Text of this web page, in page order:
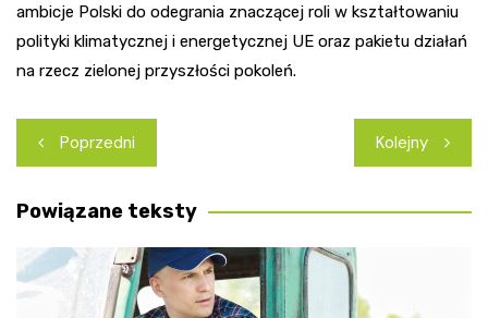
ambicje Polski do odegrania znaczącej roli w kształtowaniu
polityki klimatycznej i energetycznej UE oraz pakietu działań
na rzecz zielonej przyszłości pokoleń.
Nawigacja
wpisu
Poprzedni Kolejny
Powiązane teksty